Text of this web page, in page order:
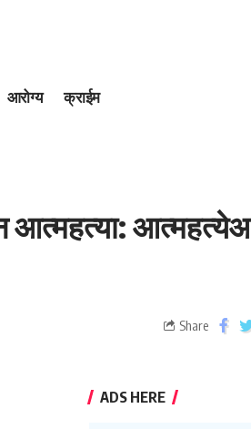
आरोग्य क्राईम
Share
ADS HERE